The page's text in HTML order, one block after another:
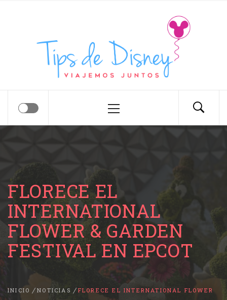
FLORECE EL
INTERNATIONAL
FLOWER & GARDEN
FESTIVAL EN EPCOT
INICIO NOTICIAS
FLORECE EL INTERNATIONAL FLOWER